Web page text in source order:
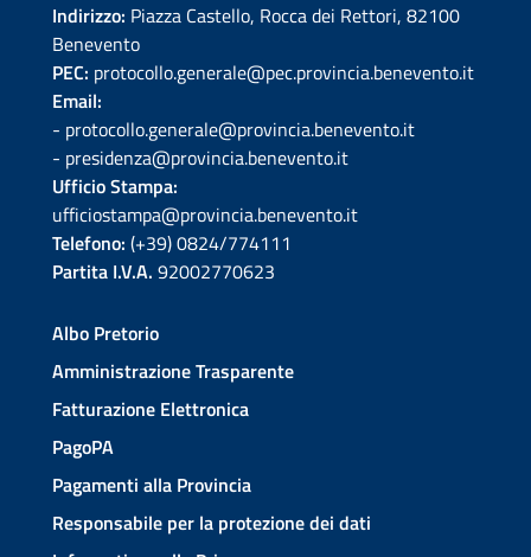
Indirizzo: Piazza Castello, Rocca dei Rettori, 82100
Benevento
PEC: protocollo.generale@pec.provincia.benevento.it
Email:
- protocollo.generale@provincia.benevento.it
- presidenza@provincia.benevento.it
Ufficio Stampa:
ufficiostampa@provincia.benevento.it
Telefono: (+39) 0824/774111
Partita I.V.A. 92002770623
Albo Pretorio
Amministrazione Trasparente
Fatturazione Elettronica
PagoPA
Pagamenti alla Provincia
Responsabile per la protezione dei dati